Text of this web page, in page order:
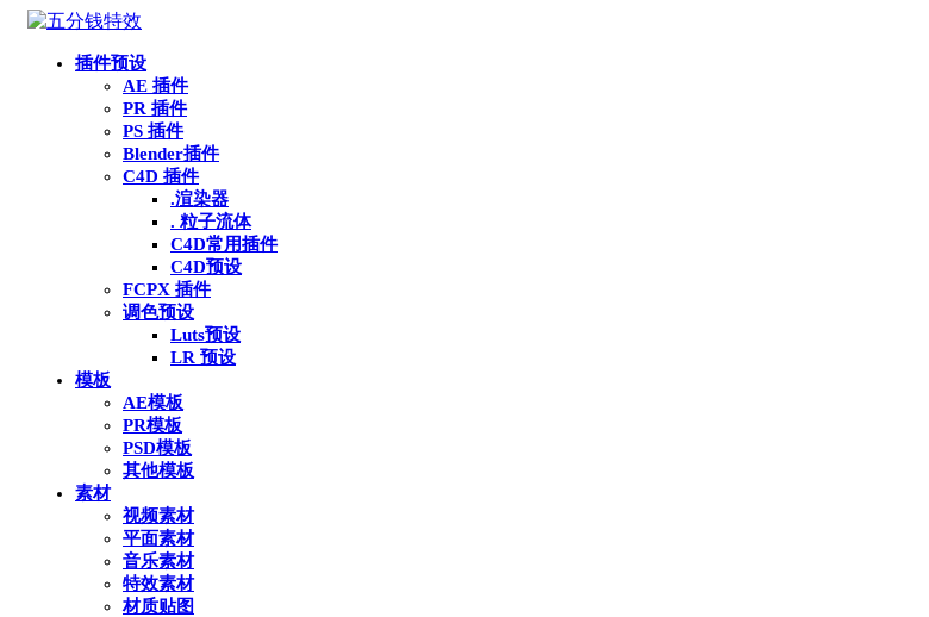
插件预设
AE 插件
PR 插件
PS 插件
Blender插件
C4D 插件
.渲染器
. 粒子流体
C4D常用插件
C4D预设
FCPX 插件
调色预设
Luts预设
LR 预设
模板
AE模板
PR模板
PSD模板
其他模板
素材
视频素材
平面素材
音乐素材
特效素材
材质贴图